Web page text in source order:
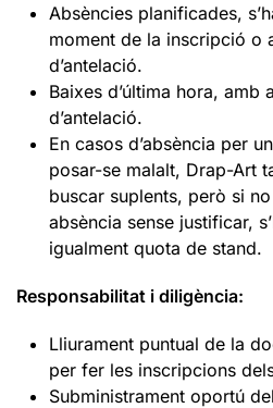
Absències planificades,
moment de la inscripció o
d’antelació.
Baixes d’última hora, amb
d’antelació.
En casos d’absència per
posar-se malalt, Drap-Art
buscar suplents, però si
absència sense justificar,
igualment quota de stand.
Responsabilitat i diligència:
Lliurament puntual de la
per fer les inscripcions
Subministrament oportú